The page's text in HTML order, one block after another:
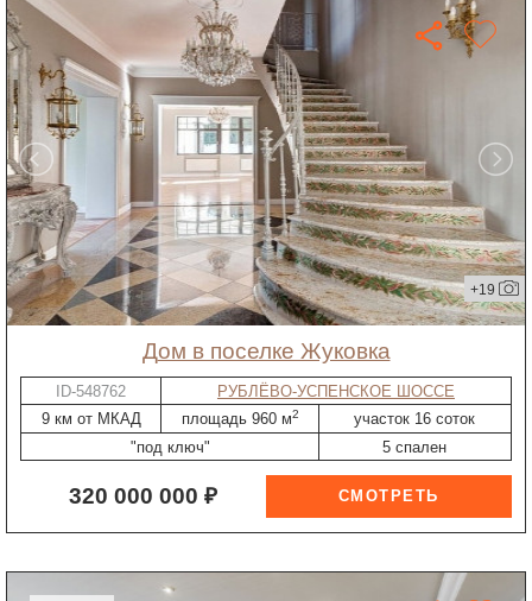
+19
дом в поселке Жуковка
ID-548762
РУБЛЁВО-УСПЕНСКОЕ ШОССЕ
9 км от МКАД
площадь 960 м2
участок 16 соток
"под ключ"
5 спален
320 000 000 ₽